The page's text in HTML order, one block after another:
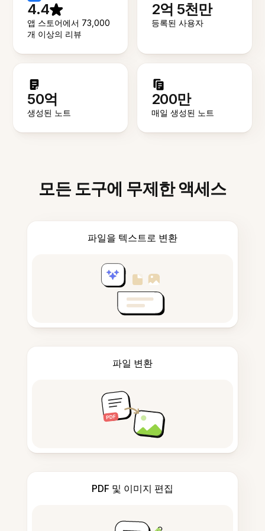
4.4
앱 스토어에서 73,000
개 이상의 리뷰
2억 5천만
등록된 사용자
50억
생성된 노트
200만
매일 생성된 노트
모든 도구에 무제한 액세스
파일을 텍스트로 변환
파일 변환
PDF 및 이미지 편집